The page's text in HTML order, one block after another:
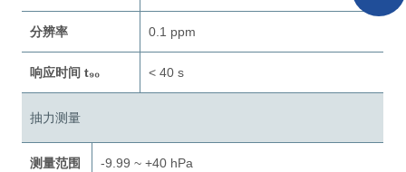
分辨率 0.1 ppm
响应时间 t₉₀ < 40 s
抽力测量
测量范围 -9.99 ~ +40 hPa